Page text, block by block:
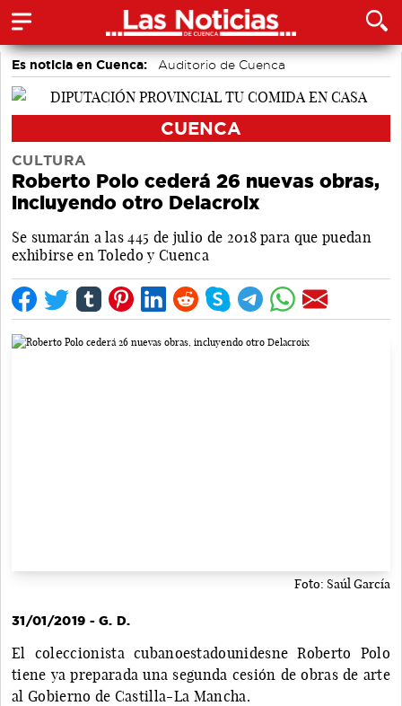
Es noticia en Cuenca: Auditorio de Cuenca
CUENCA
CULTURA
Roberto Polo cederá 26 nuevas obras,
incluyendo otro Delacroix
Se sumarán a las 445 de julio de 2018 para que puedan
exhibirse en Toledo y Cuenca
Foto: Saúl García
31/01/2019 - G. D.
El coleccionista cubanoestadounidesne Roberto Polo
tiene ya preparada una segunda cesión de obras de arte
al Gobierno de Castilla-La Mancha.